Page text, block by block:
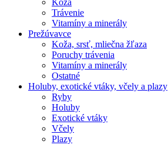
Koža
Trávenie
Vitamíny a minerály
Prežúvavce
Koža, srsť, mliečna žľaza
Poruchy trávenia
Vitamíny a minerály
Ostatné
Holuby, exotické vtáky, včely a plazy
Ryby
Holuby
Exotické vtáky
Včely
Plazy